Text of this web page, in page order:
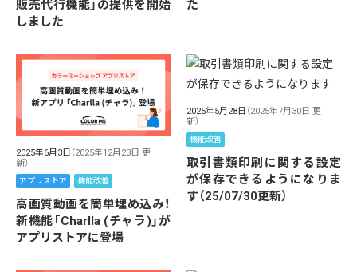
販売代行機能」の提供を開始
しました
た
2025年6月3日 （2025年12月23日 更
新）
アプリストア 機能改善
高画質動画を簡単埋め込み！
新機能「Charlla (チャラ)」が
アプリストアに登場
2025年5月28日 （2025年7月30日 更
新）
機能改善
取引書類印刷に関する設定
が保存できるようになりま
す（25/07/30更新）